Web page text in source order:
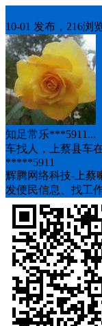
10-01 发布，216浏
知足常乐***5911...
车找人，上蔡县车
*****5911
辉腾网络科技-上蔡
发便民信息、找工